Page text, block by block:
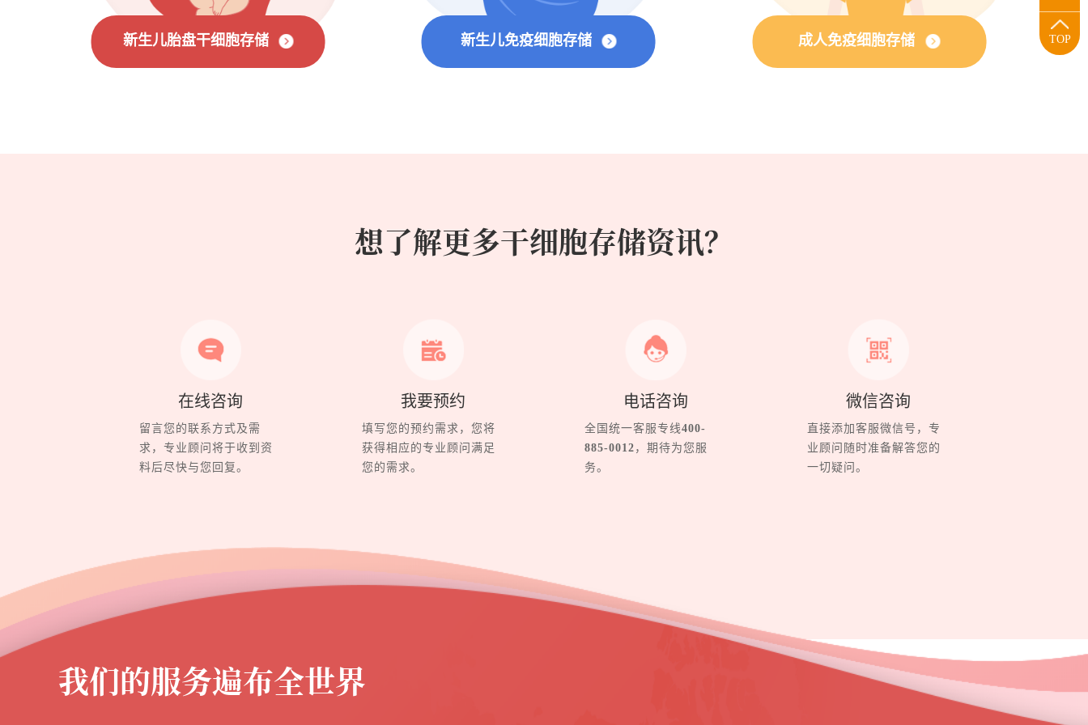
新生儿胎盘干细胞存储 新生儿免疫细胞存储 成人免疫细胞存储
想了解更多干细胞存储资讯？
在线咨询
留言您的联系方式及需
求，专业顾问将于收到资
料后尽快与您回复。
我要预约
填写您的预约需求，您将
获得相应的专业顾问满足
您的需求。
电话咨询
全国统一客服专线400-
885-0012 ，期待为您服
务。
微信咨询
直接添加客服微信号，专
业顾问随时准备解答您的
一切疑问。
我们的服务遍布全世界
TOP